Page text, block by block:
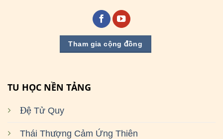
Tham gia cộng đồng
TU HỌC NỀN TẢNG
Đệ Tử Quy
Thái Thượng Cảm Ứng Thiên